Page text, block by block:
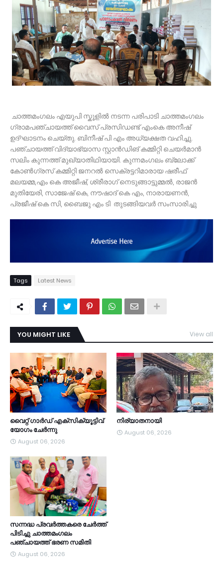
ചാത്തമംഗലം എയുപി സ്കൂളിൽ നടന്ന പരിപാടി ചാത്തമംഗലം
ഗ്രാമപഞ്ചായത്ത് വൈസ് പ്രസിഡണ്ട് എംകെ അനീഷ്
ഉദ്ഘാടനം ചെയ്തു. ബിനീഷ് പി എം അധ്യക്ഷത വഹിച്ചു.
പഞ്ചായത്ത് വിദ്യാഭ്യാസ സ്റ്റാൻഡിങ് കമ്മിറ്റി ചെയർമാൻ
സലിം കുന്നത്ത് മുഖ്യാതിഥിയായി. കുന്നമംഗലം ബ്ലോക്ക്
കോൺഗ്രസ് കമ്മിറ്റി ജനറൽ സെക്രട്ടറിമാരായ ഷരീഫ്
മലയമ്മ,എം കെ അജീഷ്, ശ്രീരാഗ് നെടുങ്ങാട്ടുമ്മൽ, രാജൻ
മുതിയേരി, സാജേഷ് കെ, നൗഷാദ് കെ എം, നാരായണൻ,
പ്രജീഷ് കെ സി, ബൈജു എം ടി തുടങ്ങിയവർ സംസാരിച്ചു
Tags Latest News
YOU MIGHT LIKE View all
വൈറ്റ് ഗാർഡ് എക്സിക്യൂട്ടിവ്
യോഗം ചേർന്നു
August 06, 2026
നിര്യാതനായി
August 06, 2026
സന്നദ്ധ പ്രവർത്തകരെ ചേർത്ത്
പിടിച്ചു ചാത്തമംഗലം
പഞ്ചായത്ത്‌ ഭരണ സമിതി
August 06, 2026